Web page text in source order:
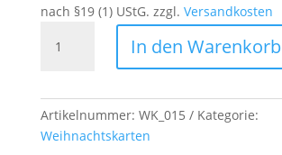
nach §19 (1) UStG. zzgl. Versandkosten
Weihnachtskarte
"Schneemänner
Menge
In den Warenkorb
Artikelnummer: WK_015
Kategorie:
Weihnachtskarten